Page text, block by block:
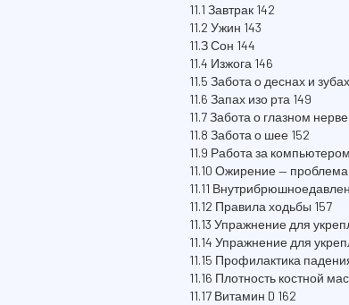
11.1 Завтрак 142
11.2 Ужин 143
11.З Сон 144
11.4 Изжога 146
11.5 Забота о деснах и
11.6 Запах изо рта 149
11.7 Забота о глазном
11.8 Забота о шее 152
11.9 Работа за
11.10 Ожирение —
11.11
11.12 Правила ходьбы 157
11.13 Упражнение для
11.14 Упражнение для
11.15 Профилактика
11.16 Плотность костной
11.17 Витамин D 162